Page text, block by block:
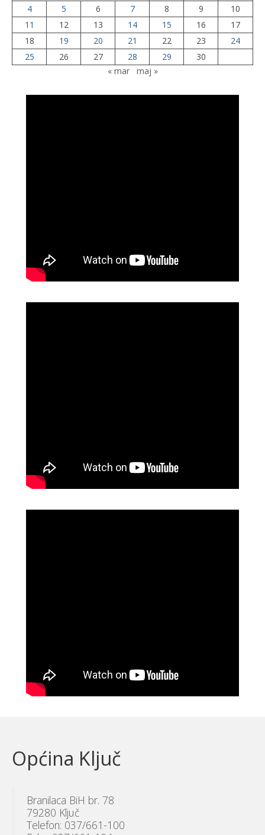
4
5 6 7 8 9
10
11
12 13 14 15 16
17
18
19 20 21 22 23
24
25
26 27 28 29
30
« mar
maj »
Općina Ključ
Branilaca BiH br. 78
79280 Ključ
Telefon: 037/661-100